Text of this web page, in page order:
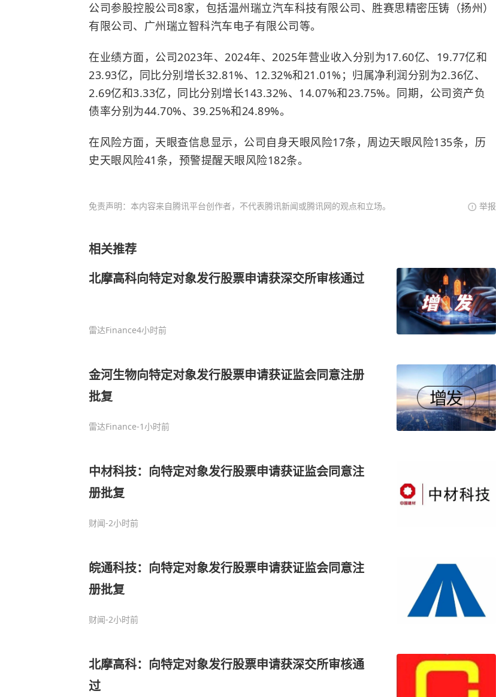
公司参股控股公司8家，包括温州瑞立汽车科技有限公司、胜赛思精密压铸（扬州）
有限公司、广州瑞立智科汽车电子有限公司等。
在业绩方面，公司2023年、2024年、2025年营业收入分别为17.60亿、19.77亿和
23.93亿，同比分别增长32.81%、12.32%和21.01%；归属净利润分别为2.36亿、
2.69亿和3.33亿，同比分别增长143.32%、14.07%和23.75%。同期，公司资产负
债率分别为44.70%、39.25%和24.89%。
在风险方面，天眼查信息显示，公司自身天眼风险17条，周边天眼风险135条，历
史天眼风险41条，预警提醒天眼风险182条。
免责声明：本内容来自腾讯平台创作者，不代表腾讯新闻或腾讯网的观点和立场。 举报
相关推荐
北摩高科向特定对象发行股票申请获深交所审核通过
雷达Finance4小时前
金河生物向特定对象发行股票申请获证监会同意注册
批复
雷达Finance-1小时前
中材科技：向特定对象发行股票申请获证监会同意注
册批复
财闻-2小时前
皖通科技：向特定对象发行股票申请获证监会同意注
册批复
财闻-2小时前
北摩高科：向特定对象发行股票申请获深交所审核通
过